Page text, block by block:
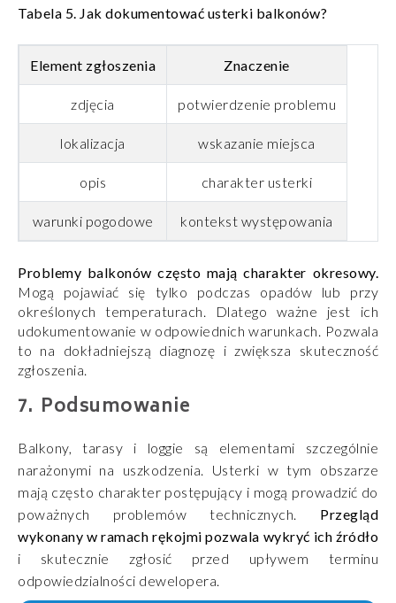
Tabela 5. Jak dokumentować usterki balkonów?
Element zgłoszenia Znaczenie
zdjęcia potwierdzenie problemu
lokalizacja wskazanie miejsca
opis charakter usterki
warunki pogodowe kontekst występowania
Problemy balkonów często mają charakter okresowy.
Mogą pojawiać się tylko podczas opadów lub przy
określonych temperaturach. Dlatego ważne jest ich
udokumentowanie w odpowiednich warunkach. Pozwala
to na dokładniejszą diagnozę i zwiększa skuteczność
zgłoszenia.
Podsumowanie
Balkony, tarasy i loggie są elementami szczególnie
narażonymi na uszkodzenia. Usterki w tym obszarze
mają często charakter postępujący i mogą prowadzić do
poważnych problemów technicznych. Przegląd
wykonany w ramach rękojmi pozwala wykryć ich źródło
i skutecznie zgłosić przed upływem terminu
odpowiedzialności dewelopera.